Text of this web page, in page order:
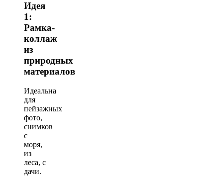
Идея
1:
Рамка-
коллаж
из
природных
материалов
Идеальна
для
пейзажных
фото,
снимков
с
моря,
из
леса, с
дачи.